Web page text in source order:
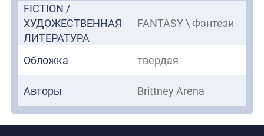
решить, кому доверять, за кого сражаться и какую
часть своей души она готова отдать.
FICTION /
ХУДОЖЕСТВЕННАЯ
ЛИТЕРАТУРА
FANTASY \ Фэнтези
Обложка твердая
Авторы Brittney Arena